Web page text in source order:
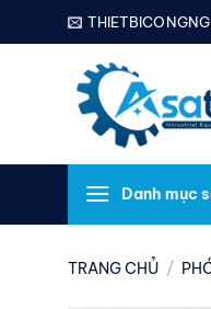
qua
Danh mục
TRANG CHỦ /